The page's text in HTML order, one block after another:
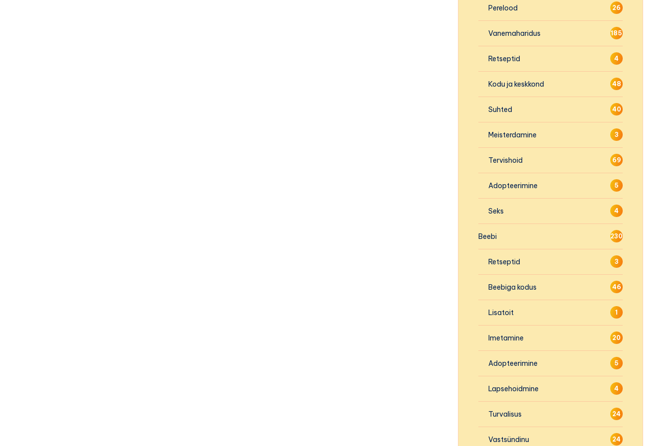
Perelood 26
Vanemaharidus 185
Retseptid 4
Kodu ja keskkond 48
Suhted 40
Meisterdamine 3
Tervishoid 69
Adopteerimine 5
Seks 4
Beebi 230
Retseptid 3
Beebiga kodus 46
Lisatoit 1
Imetamine 20
Adopteerimine 5
Lapsehoidmine 4
Turvalisus 24
Vastsündinu 24